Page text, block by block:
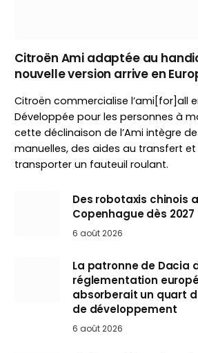
Citroën Ami adaptée au
nouvelle version arrive en
Citroën commercialise l’ami[for]all
Développée pour les personnes à
cette déclinaison de l’Ami intègre
manuelles, des aides au transfert
transporter un fauteuil roulant.
Des robotaxis chinois
Copenhague dès 2027
6 août 2026
La patronne de Dacia
réglementation
absorberait un quart
de développement
6 août 2026